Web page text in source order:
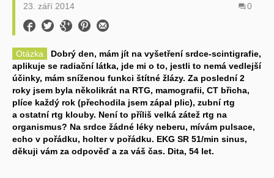
23. září 2014 0
Otázka
Dobrý den, mám jít na vyšetření srdce-scintigrafie,
aplikuje se radiační látka, jde mi o to, jestli to nemá vedlejší
účinky, mám sníženou funkci štítné žlázy. Za poslední 2
roky jsem byla několikrát na RTG, mamografii, CT břicha,
plíce každý rok (přechodila jsem zápal plic), zubní rtg
a ostatní rtg klouby. Není to příliš velká zátež rtg na
organismus? Na srdce žádné léky neberu, mívám pulsace,
echo v pořádku, holter v pořádku. EKG SR 51/min sinus,
děkuji vám za odpověď a za váš čas. Dita, 54 let.